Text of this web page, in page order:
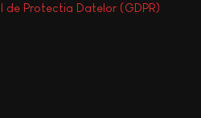
de Protectia Datelor (GDPR)